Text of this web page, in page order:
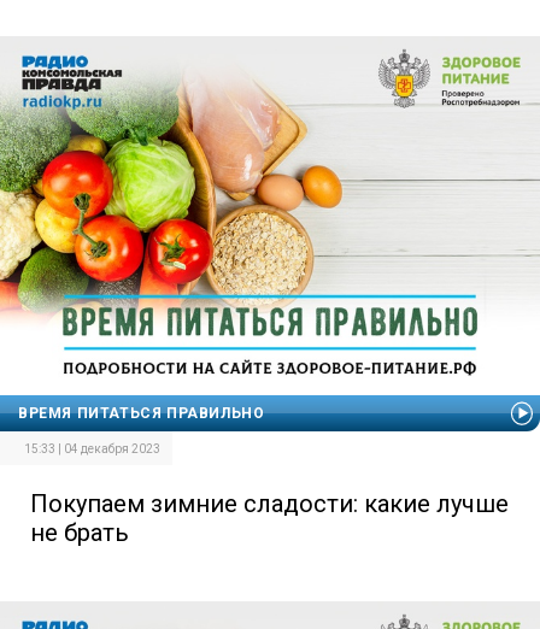
ВРЕМЯ ПИТАТЬСЯ ПРАВИЛЬНО
15:33 | 04 декабря 2023
Покупаем зимние сладости: какие лучше
не брать